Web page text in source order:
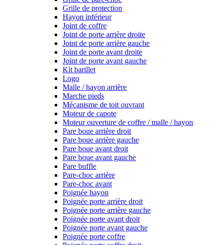
Grille de protection
Hayon inférieur
Joint de coffre
Joint de porte arrière droite
Joint de porte arrière gauche
Joint de porte avant droite
Joint de porte avant gauche
Kit barillet
Logo
Malle / hayon arrière
Marche pieds
Mécanisme de toit ouvrant
Moteur de capote
Moteur ouverture de coffre / malle / hayon
Pare boue arrière droit
Pare boue arrière gauche
Pare boue avant droit
Pare boue avant gauche
Pare buffle
Pare-choc arrière
Pare-choc avant
Poignée hayon
Poignée porte arrière droit
Poignée porte arrière gauche
Poignée porte avant droit
Poignée porte avant gauche
Poignée porte coffre